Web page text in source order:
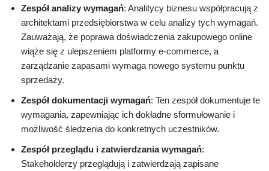
Zespół analizy wymagań: Analitycy biznesu współpracują z
architektami przedsiębiorstwa w celu analizy tych wymagań.
Zauważają, że poprawa doświadczenia zakupowego online
wiąże się z ulepszeniem platformy e-commerce, a
zarządzanie zapasami wymaga nowego systemu punktu
sprzedaży.
Zespół dokumentacji wymagań: Ten zespół dokumentuje te
wymagania, zapewniając ich dokładne sformułowanie i
możliwość śledzenia do konkretnych uczestników.
Zespół przeglądu i zatwierdzania wymagań:
Stakeholderzy przeglądują i zatwierdzają zapisane